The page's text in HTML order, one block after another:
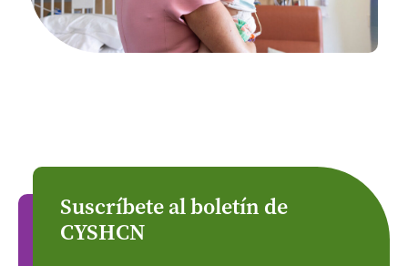
Suscríbete al boletín de
CYSHCN